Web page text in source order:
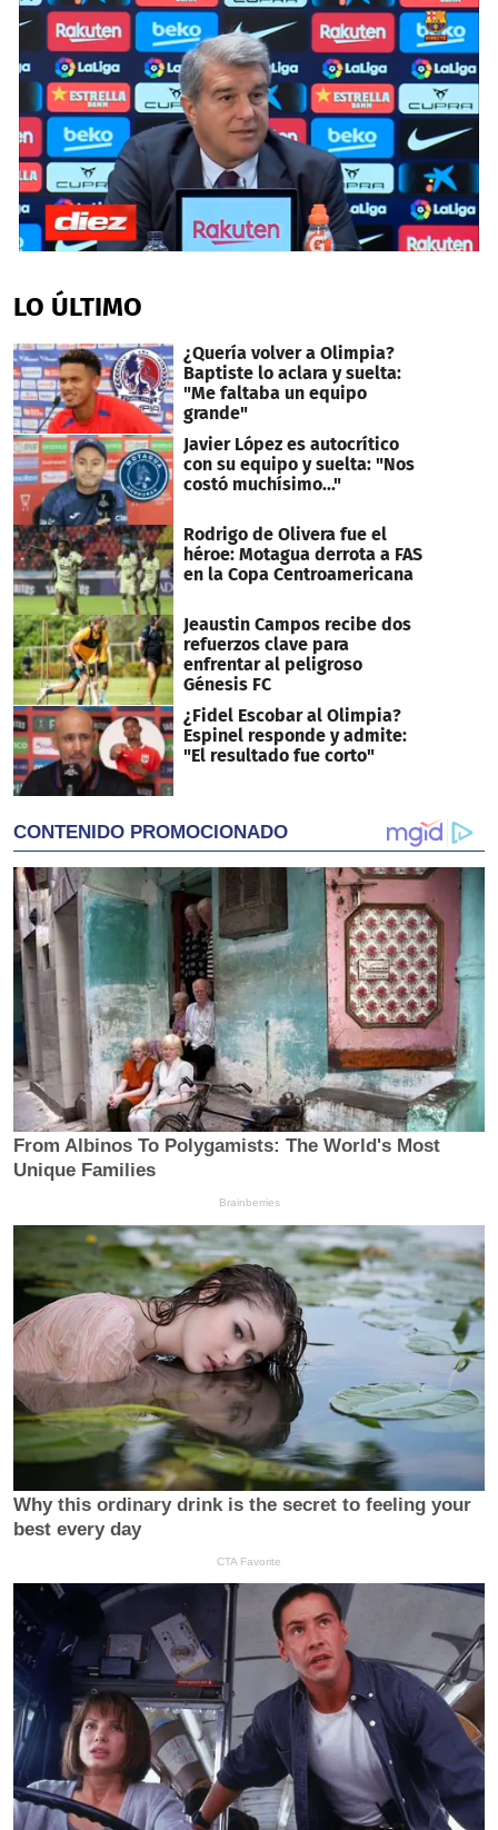
of
7
37
seconds
LO ÚLTIMO
¿Quería volver a Olimpia?
Baptiste lo aclara y suelta:
"Me faltaba un equipo
grande"
Javier López es autocrítico
con su equipo y suelta: "Nos
costó muchísimo..."
Rodrigo de Olivera fue el
héroe: Motagua derrota a FAS
en la Copa Centroamericana
Jeaustin Campos recibe dos
refuerzos clave para
enfrentar al peligroso
Génesis FC
¿Fidel Escobar al Olimpia?
Espinel responde y admite:
"El resultado fue corto"